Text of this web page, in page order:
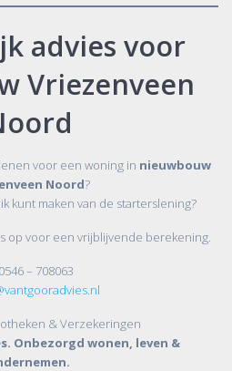
advies voor
Vriezenveen
voor een woning in nieuwbouw
Noord?
kunt maken van de starterslening?
op voor een vrijblijvende berekening.
– 708063
& Verzekeringen
Onbezorgd wonen, leven &